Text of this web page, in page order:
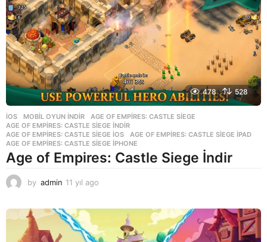
478 528
İOS ,MOBIL OYUN INDIR AGE OF EMPIRES: CASTLE SIEGE
AGE OF EMPIRES: CASTLE SIEGE INDIR
AGE OF EMPIRES: CASTLE SIEGE IOS
,AGE OF EMPIRES: CASTLE SIEGE IPAD
AGE OF EMPIRES: CASTLE SIEGE IPHONE
Age of Empires: Castle Siege İndir
by admin 11 yıl ago
a